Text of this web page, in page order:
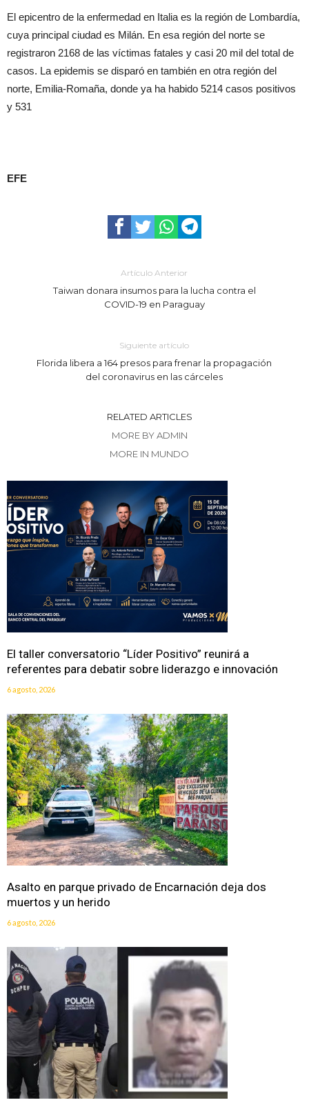
El epicentro de la enfermedad en Italia es la región de Lombardía,
cuya principal ciudad es Milán. En esa región del norte se
registraron 2168 de las víctimas fatales y casi 20 mil del total de
casos. La epidemis se disparó en también en otra región del
norte, Emilia-Romaña, donde ya ha habido 5214 casos positivos
y 531
EFE
Artículo Anterior
Taiwan donara insumos para la lucha contra el
COVID-19 en Paraguay
Siguiente artículo
Florida libera a 164 presos para frenar la propagación
del coronavirus en las cárceles
RELATED ARTICLES
MORE BY ADMIN
MORE IN MUNDO
El taller conversatorio “Líder Positivo” reunirá a
referentes para debatir sobre liderazgo e innovación
6 agosto, 2026
Asalto en parque privado de Encarnación deja dos
muertos y un herido
6 agosto, 2026